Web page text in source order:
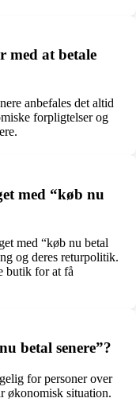
med at betale
anbefales det altid
forpligtelser og
med “køb nu
med “køb nu betal
og deres returpolitik.
butik for at få
betal senere”?
for personer over
økonomisk situation.